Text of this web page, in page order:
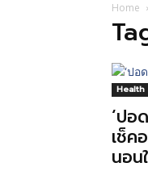
Home
Health
‘ปอ
เช็
นอน